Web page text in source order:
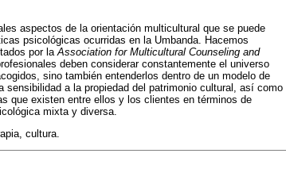
aspectos de la orientación multicultural que se puede
psicológicas ocurridas en la Umbanda. Hacemos
por la Association for Multicultural Counseling and
deben considerar constantemente el universo
sino también entenderlos dentro de un modelo de
a la propiedad del patrimonio cultural, así como
que existen entre ellos y los clientes en términos de
mixta y diversa.
cultura.